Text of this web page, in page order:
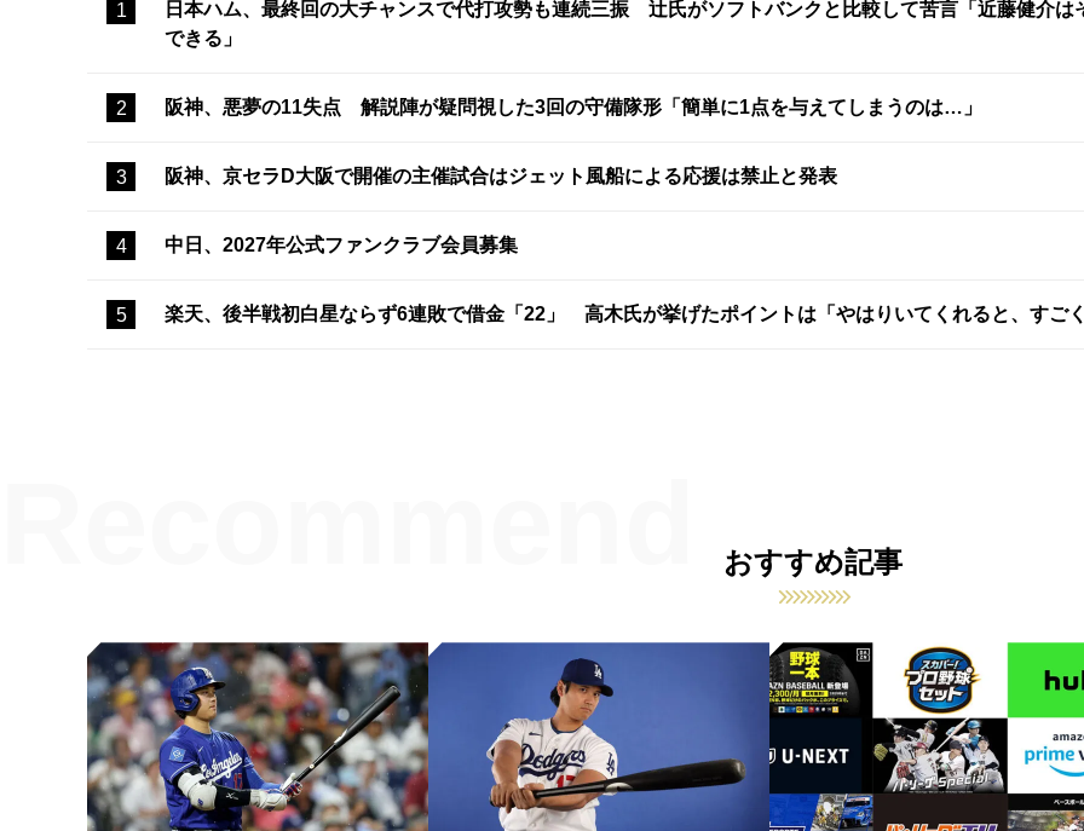
日本ハム、最終回の大チャンスで代打攻勢も連続三振 辻氏がソフトバンクと比較して苦言「近藤健介
できる」
阪神、悪夢の11失点 解説陣が疑問視した3回の守備隊形「簡単に1点を与えてしまうのは…」
阪神、京セラD大阪で開催の主催試合はジェット風船による応援は禁止と発表
中日、2027年公式ファンクラブ会員募集
楽天、後半戦初白星ならず6連敗で借金「22」 高木氏が挙げたポイントは「やはりいてくれると、すご
おすすめ記事